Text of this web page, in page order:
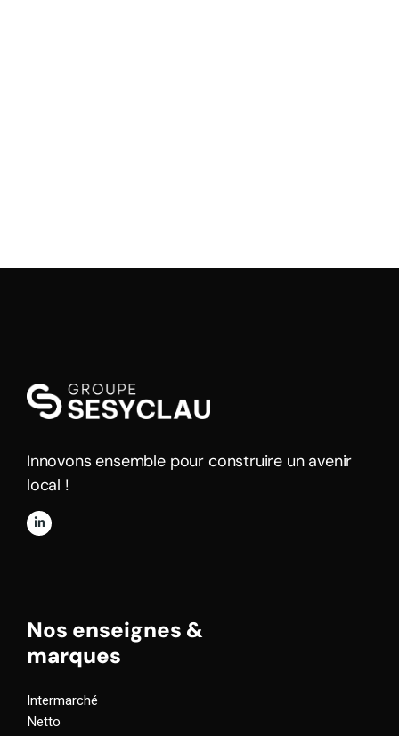
Innovons ensemble pour construire un avenir
local !
Nos enseignes &
marques
Intermarché
Netto